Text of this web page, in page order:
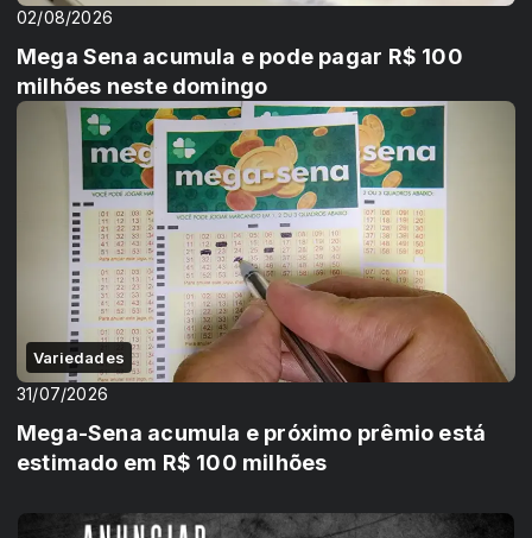
02/08/2026
Mega Sena acumula e pode pagar R$ 100
milhões neste domingo
Variedades
31/07/2026
Mega-Sena acumula e próximo prêmio está
estimado em R$ 100 milhões